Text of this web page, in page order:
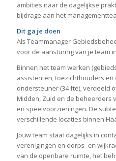
ambities naar de dagelijkse
bijdrage aan het
Dit ga je doen
Als Teammanager
voor de aansturing van je team
Binnen het team werken
assistenten, toezichthouders
ondersteuner (34 fte), verdeeld
Midden, Zuid en de beheerders
en speelvoorzieningen. De
verschillende locaties binnen
Jouw team staat dagelijks in
verenigingen en dorps- en
van de openbare ruimte, het